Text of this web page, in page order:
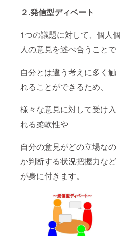
２.発信型ディベート
1つの議題に対して、個人個
人の意見を述べ合うことで
自分とは違う考えに多く触
れることができるため、
様々な意見に対して受け入
れる柔軟性や
自分の意見がどの立場なの
か判断する状況把握力など
が身に付きます。